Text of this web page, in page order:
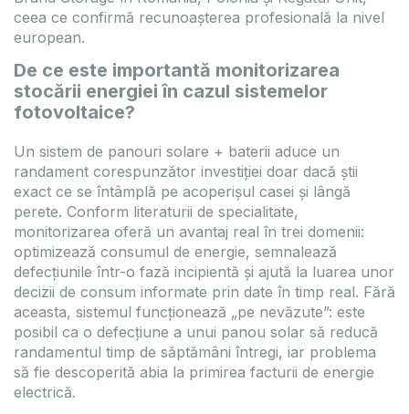
ceea ce confirmă recunoașterea profesională la nivel
european.
De ce este importantă monitorizarea
stocării energiei în cazul sistemelor
fotovoltaice?
Un sistem de panouri solare + baterii aduce un
randament corespunzător investiției doar dacă știi
exact ce se întâmplă pe acoperișul casei și lângă
perete. Conform literaturii de specialitate,
monitorizarea oferă un avantaj real în trei domenii:
optimizează consumul de energie, semnalează
defecțiunile într-o fază incipientă și ajută la luarea unor
decizii de consum informate prin date în timp real. Fără
aceasta, sistemul funcționează „pe nevăzute”: este
posibil ca o defecțiune a unui panou solar să reducă
randamentul timp de săptămâni întregi, iar problema
să fie descoperită abia la primirea facturii de energie
electrică.